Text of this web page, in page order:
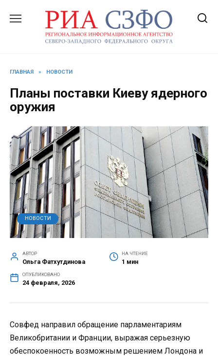
содержанию
ГЛАВНАЯ » НОВОСТИ
Планы поставки Киеву ядерного
оружия
НОВОСТИ
АВТОР
Ольга Фатхутдинова
НА ЧТЕНИЕ
1 мин
ОПУБЛИКОВАНО
24 февраля, 2026
Совфед направил обращение парламентариям
Великобритании и Франции, выражая серьезную
обеспокоенность возможным решением Лондона и